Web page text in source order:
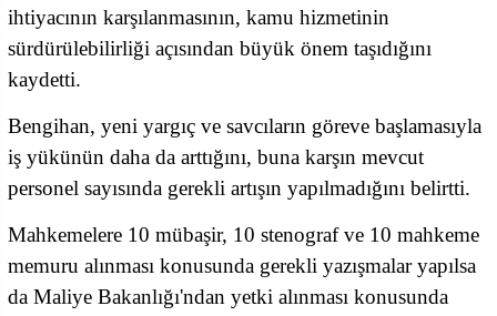
ihtiyacının karşılanmasının, kamu hizmetinin
sürdürülebilirliği açısından büyük önem taşıdığını
kaydetti.
Bengihan, yeni yargıç ve savcıların göreve başlamasıyla
iş yükünün daha da arttığını, buna karşın mevcut
personel sayısında gerekli artışın yapılmadığını belirtti.
Mahkemelere 10 mübaşir, 10 stenograf ve 10 mahkeme
memuru alınması konusunda gerekli yazışmalar yapılsa
da Maliye Bakanlığı'ndan yetki alınması konusunda